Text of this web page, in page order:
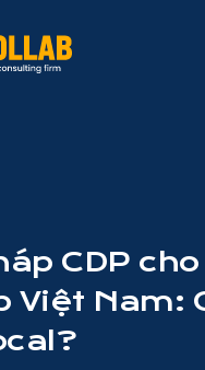
CDP
Việt Nam: